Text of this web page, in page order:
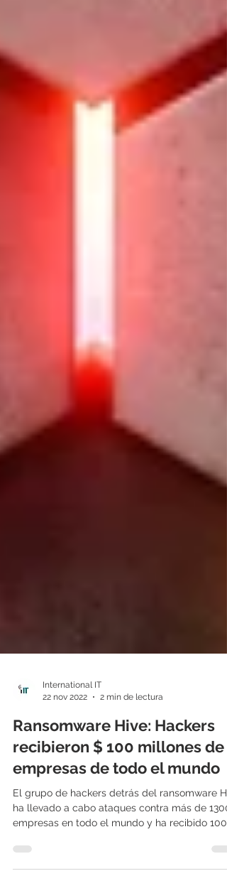
22 nov 2022
2 min de lectura
Ransomware Hive: Hackers
recibieron $ 100 millones de
empresas de todo el mundo
El grupo de hackers detrás del ransomware
empresas en todo el mundo y ha recibido 100...